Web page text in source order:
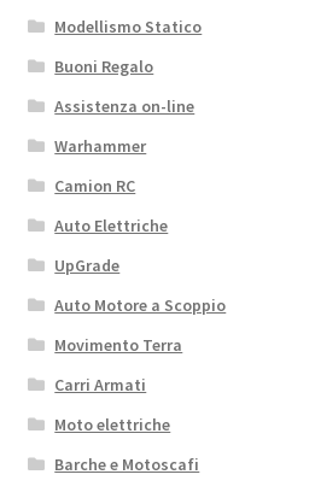
Modellismo Statico
Buoni Regalo
Assistenza on-line
Warhammer
Camion RC
Auto Elettriche
UpGrade
Auto Motore a Scoppio
Movimento Terra
Carri Armati
Moto elettriche
Barche e Motoscafi